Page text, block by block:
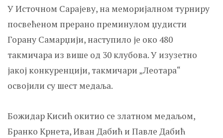
У Источном Сарајеву, на меморијалном турниру
посвећеном прерано преминулом џудисти
Горану Самарџији, наступило је око 480
такмичара из више од 30 клубова. У изузетно
јакој конкуренцији, такмичари „Леотара“
освојили су шест медаља.
Божидар Kисић окитио се златном медаљом,
Бранко Kрнета, Иван Дабић и Павле Дабић